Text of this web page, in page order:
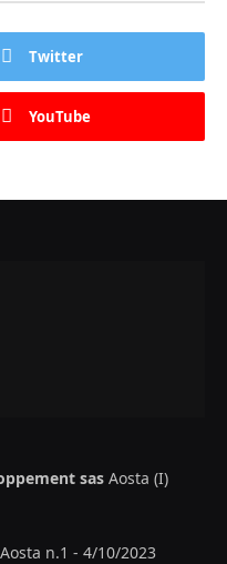
Twitter
YouTube
sas Aosta (I)
n.1 - 4/10/2023